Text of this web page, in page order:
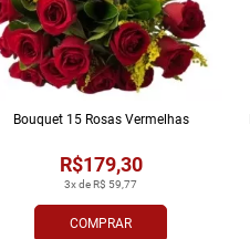
COMPRAR
3x de R$ 59,77
R$179,30
Bouquet 15 Rosas Vermelhas